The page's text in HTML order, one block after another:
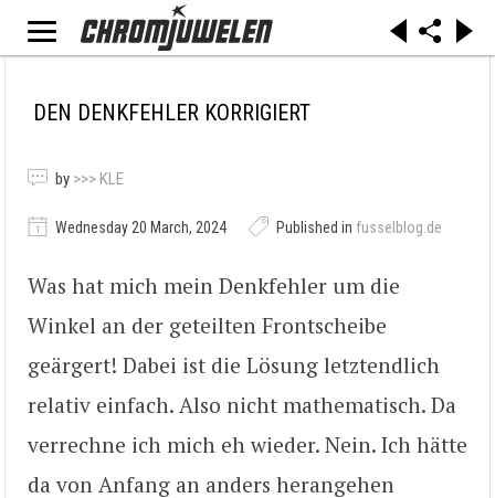
DEN DENKFEHLER KORRIGIERT
by >>> KLE
Wednesday 20 March, 2024 Published in fusselblog.de
Was hat mich mein Denkfehler um die
Winkel an der geteilten Frontscheibe
geärgert! Dabei ist die Lösung letztendlich
relativ einfach. Also nicht mathematisch. Da
verrechne ich mich eh wieder. Nein. Ich hätte
da von Anfang an anders herangehen